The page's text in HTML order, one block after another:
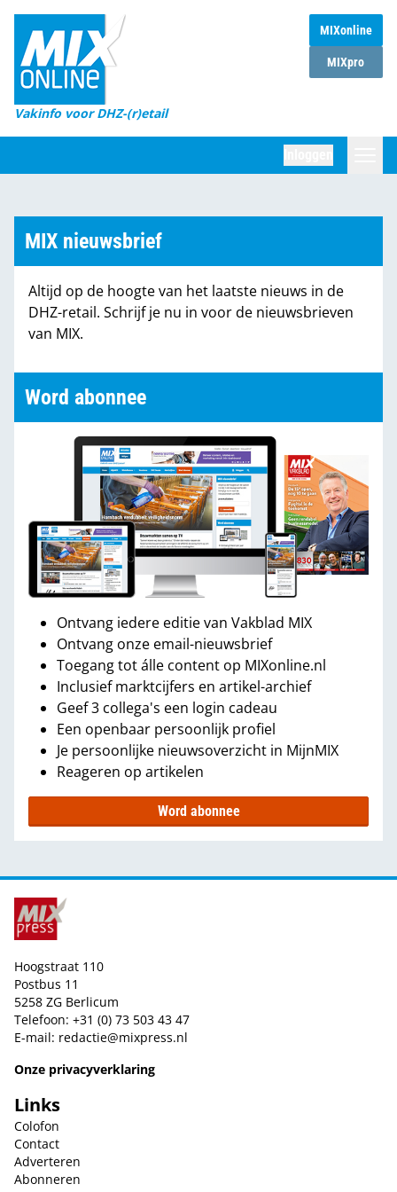
MIXonline
MIXpro
Vakinfo voor DHZ-(r)etail
Home
Magazines
DHZ Sessie
Marktcijfers
Partners
MIX nieuwsbrief
Altijd op de hoogte van het laatste nieuws in de
DHZ-retail. Schrijf je nu in voor de nieuwsbrieven
van MIX.
Word abonnee
Ontvang iedere editie van Vakblad MIX
Ontvang onze email-nieuwsbrief
Toegang tot álle content op MIXonline.nl
Inclusief marktcijfers en artikel-archief
Geef 3 collega's een login cadeau
Een openbaar persoonlijk profiel
Je persoonlijke nieuwsoverzicht in MijnMIX
Reageren op artikelen
Word abonnee
Hoogstraat 110
Postbus 11
5258 ZG Berlicum
Telefoon: +31 (0) 73 503 43 47
E-mail: redactie@mixpress.nl
Onze privacyverklaring
Links
Colofon
Contact
Adverteren
Abonneren